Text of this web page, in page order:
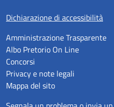
Dichiarazione di accessibilità
Amministrazione Trasparente
Albo Pretorio On Line
Concorsi
Privacy e note legali
Mappa del sito